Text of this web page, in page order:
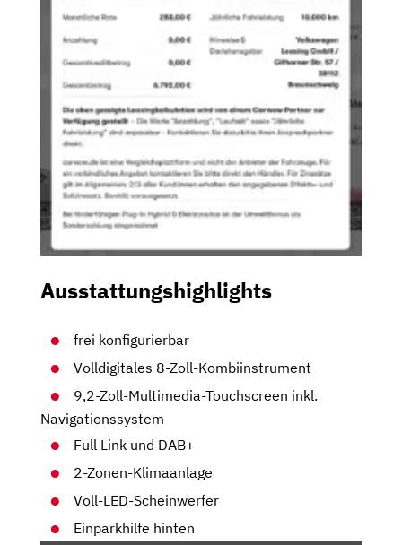
Ausstattungshighlights
frei konfigurierbar
Volldigitales 8-Zoll-Kombiinstrument
9,2-Zoll-Multimedia-Touchscreen inkl.
Navigationssystem
Full Link und DAB+
2-Zonen-Klimaanlage
Voll-LED-Scheinwerfer
Einparkhilfe hinten